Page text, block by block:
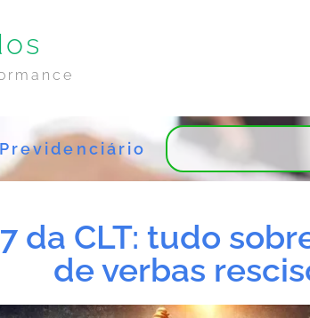
da CLT: tudo
de verbas